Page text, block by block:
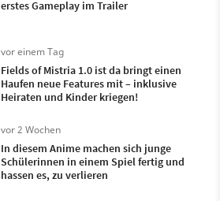
erstes Gameplay im Trailer
vor einem Tag
Fields of Mistria 1.0 ist da bringt einen
Haufen neue Features mit – inklusive
Heiraten und Kinder kriegen!
vor 2 Wochen
In diesem Anime machen sich junge
Schülerinnen in einem Spiel fertig und
hassen es, zu verlieren